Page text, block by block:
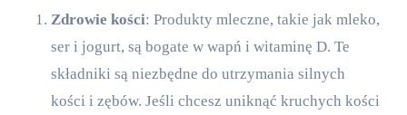
Zdrowie kości: Produkty mleczne, takie jak mleko,
ser i jogurt, są bogate w wapń i witaminę D. Te
składniki są niezbędne do utrzymania silnych
kości i zębów. Jeśli chcesz uniknąć kruchych kości